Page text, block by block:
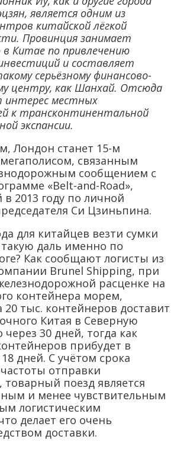
является одним из
китайской лёгкой
Провинция занимает
Китае по привлечению
и составляет
серьёзному финансово-
центру, как Шанхай. Отсюда
интерес местных
к трансконтинентальной
экспансии.
Лондон станет 15-м
связанным
сообщением с
«Belt-аnd-Road»,
2013 году по личной
Си Цзиньпина.
для китайцев везти сумки
даль именно по
Как сообщают логисты из
Brunel Shipping, при
расценке на
контейнера морем,
20 тыс. контейнеров доставит
Китая в Северную
через 30 дней, тогда как
прибудет в
дней. С учётом срока
отправки
товарный поезд является
и менее чувствительным
логистическим
делает его очень
доставки.